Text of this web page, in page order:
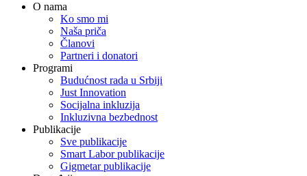
O nama
Ko smo mi
Naša priča
Članovi
Partneri i donatori
Programi
Budućnost rada u Srbiji
Just Innovation
Socijalna inkluzija
Inkluzivna bezbednost
Publikacije
Sve publikacije
Smart Labor publikacije
Gigmetar publikacije